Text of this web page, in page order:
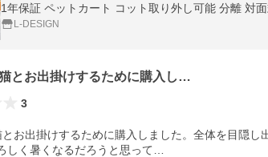
L-DESIGN
とお出掛けするために購入し…
3
お出掛けするために購入しました。全体を目隠し
しく暑くなるだろうと思って…